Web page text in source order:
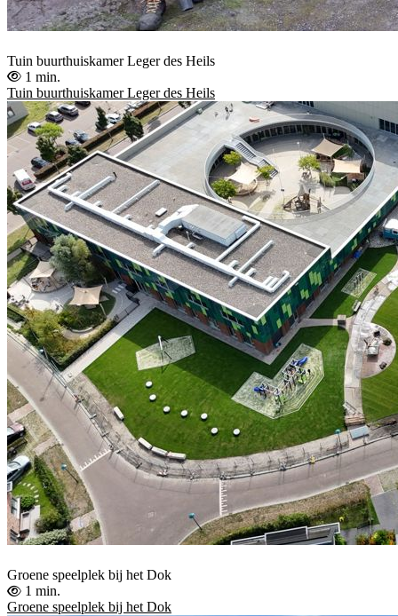
Tuin buurthuiskamer Leger des Heils
1 min.
Tuin buurthuiskamer Leger des Heils
Groene speelplek bij het Dok
1 min.
Groene speelplek bij het Dok